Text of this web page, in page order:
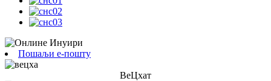
Пошаљи е-пошту
ВеЦхат